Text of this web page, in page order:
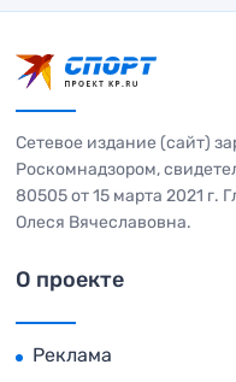
Сетевое издание (сайт)
Роскомнадзором,
80505 от 15 марта 2021 г.
Олеся Вячеславовна.
О проекте
Реклама